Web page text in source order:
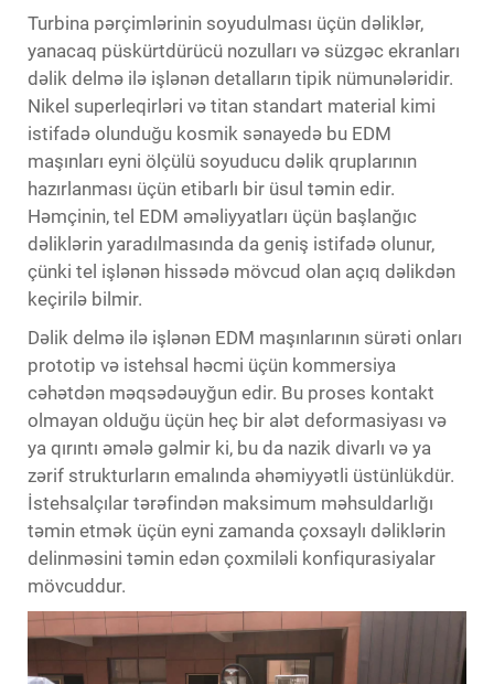
Turbina pərçimlərinin soyudulması üçün dəliklər,
yanacaq püskürtdürücü nozulları və süzgəc ekranları
dəlik delmə ilə işlənən detalların tipik nümunələridir.
Nikel superleqirləri və titan standart material kimi
istifadə olunduğu kosmik sənayedə bu EDM
maşınları eyni ölçülü soyuducu dəlik qruplarının
hazırlanması üçün etibarlı bir üsul təmin edir.
Həmçinin, tel EDM əməliyyatları üçün başlanğıc
dəliklərin yaradılmasında da geniş istifadə olunur,
çünki tel işlənən hissədə mövcud olan açıq dəlikdən
keçirilə bilmir.
Dəlik delmə ilə işlənən EDM maşınlarının sürəti onları
prototip və istehsal həcmi üçün kommersiya
cəhətdən məqsədəuyğun edir. Bu proses kontakt
olmayan olduğu üçün heç bir alət deformasiyası və
ya qırıntı əmələ gəlmir ki, bu da nazik divarlı və ya
zərif strukturların emalında əhəmiyyətli üstünlükdür.
İstehsalçılar tərəfindən maksimum məhsuldarlığı
təmin etmək üçün eyni zamanda çoxsaylı dəliklərin
delinməsini təmin edən çoxmiləli konfiqurasiyalar
mövcuddur.